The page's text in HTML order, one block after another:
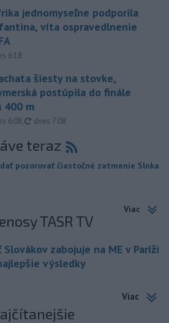
jednomyseľne podporila
víta ospravedlnenie
6:18
šiesty na stovke,
postúpila do finále
400 m
6:08, aktualizované
dnes 7:08
teraz
pozorovať čiastočné zatmenie Slnka
Viac
TASR TV
Slovákov zabojuje na ME v Paríži
výsledky
Viac